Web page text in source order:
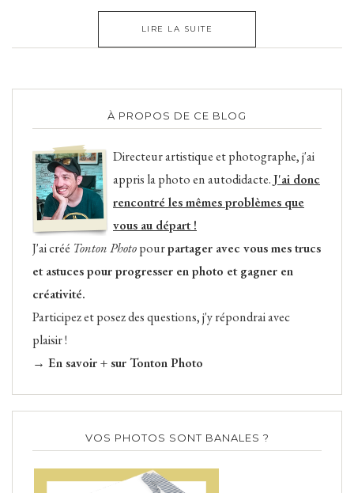
LIRE LA SUITE
À PROPOS DE CE BLOG
Directeur artistique et photographe, j'ai
appris la photo en autodidacte.J'ai donc
rencontré les mêmes problèmes que
vous au départ !
J'ai créé Tonton Photopourpartager avec vous mes trucs
et astuces pour progresser en photo et gagner en
créativité.
Participez et posez des questions, j'y répondrai avec
plaisir !
→ En savoir + sur Tonton Photo
VOS PHOTOS SONT BANALES ?